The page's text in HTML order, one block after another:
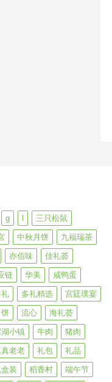
g 三只松鼠
中秋月饼 九福瑞茶
亦佰味 佳礼荟
链 华美 咸鸭蛋
礼 多礼精选 宫廷璞宴
饼 流心 海礼荟
小镇 牛肉 猪肉
老老 礼包 礼品
装 稻香村 端午节